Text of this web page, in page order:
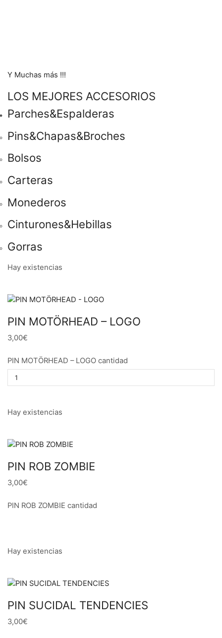
Y Muchas más !!!
LOS MEJORES ACCESORIOS
Parches&Espalderas
Pins&Chapas&Broches
Bolsos
Carteras
Monederos
Cinturones&Hebillas
Gorras
Hay existencias
PIN MOTÖRHEAD – LOGO
3,00€
PIN MOTÖRHEAD – LOGO cantidad
Hay existencias
PIN ROB ZOMBIE
3,00€
PIN ROB ZOMBIE cantidad
Hay existencias
PIN SUCIDAL TENDENCIES
3,00€